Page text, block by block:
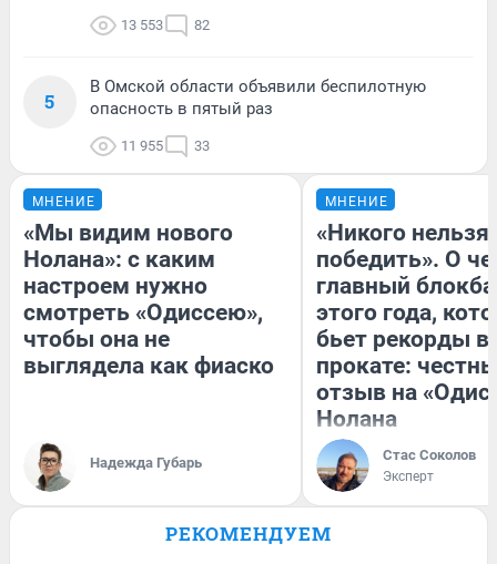
13 553 82
5
В Омской области объявили беспилотную
опасность в пятый раз
11 955 33
МНЕНИЕ
«Мы видим нового
Нолана»: с каким
настроем нужно
смотреть «Одиссею»,
чтобы она не
выглядела как фиаско
Надежда Губарь
МНЕНИЕ
«Никого нельзя
победить». О
главный
этого года,
бьет рекорды в
прокате:
отзыв на
Нолана
Стас Соколов
Эксперт
РЕКОМЕНДУЕМ